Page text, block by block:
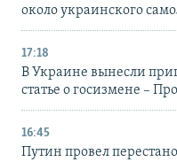
около украинского
17:18
В Украине вынесли
статье о госизмене –
16:45
Путин провел